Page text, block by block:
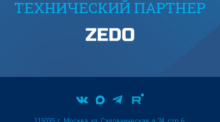
ТЕХНИЧЕСКИЙ ПАРТНЕР